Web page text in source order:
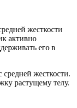
жесткости
активно
его в
средней жесткости.
растущему телу.